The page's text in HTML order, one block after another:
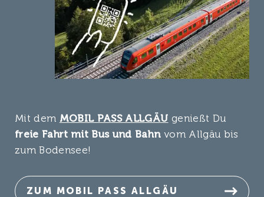
Mit dem MOBIL PASS ALLGÄU genießt Du
freie Fahrt mit Bus und Bahnvom Allgäu bis
zum Bodensee!
ZUM MOBIL PASS ALLGÄU